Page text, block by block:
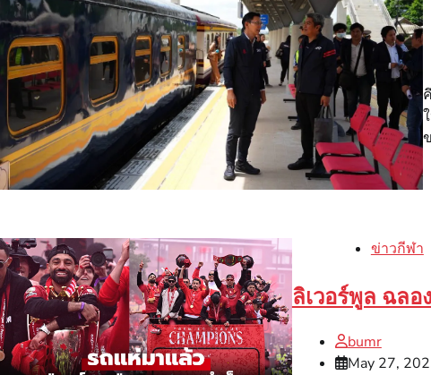
ข่าวกีฬา
ลิเวอร์พูล ฉล
bumr
May 27,